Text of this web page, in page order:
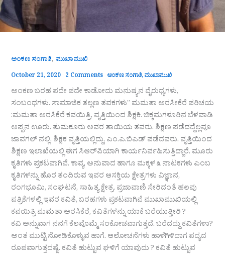
ಅಂಕಣ ಸಂಗಾತಿ, ಮುಖಾಮುಖಿ
October 21, 2020 2 Comments ಅಂಕಣ ಸಂಗಾತಿ,ಮುಖಾಮುಖಿ
ಅಂಕಣ ಬರಹ ಪದೇ ಪದೇ ಕಾಡೋದು ಮನುಷ್ಯನ ವೈರುಧ್ಯಗಳು,
ಸಂಬಂಧಗಳು. ಸಾಮಾಜಿಕ ತಲ್ಲಣ ತವಕಗಳು” ಮಮತಾ ಅರಸೀಕೆರೆ ಪರಿಚಯ
:ಮಮತಾ ಅರಸಿಕೆರೆ ಕವಯಿತ್ರಿ. ವೃತ್ತಿಯಿಂದ ಶಿಕ್ಷಕಿ. ಚಿಕ್ಕಮಗಳೂರಿನ ಬೆಳವಾಡಿ
ಅಪ್ಪನ ಊರು. ತುಮಕೂರು ಅವರ ತಾಯಿಯ ತವರು. ಶಿಕ್ಷಣ ಪಡೆದದ್ದೆಲ್ಲವೂ
ಜಾವಗಲ್ ನಲ್ಲಿ. ಶಿಕ್ಷಕ ವೃತ್ತಿಯಲ್ಲಿದ್ದು, ಎಂ.ಎ.ಬಿಎಡ್ ಪಡೆದವರು. ವೃತ್ತಿಯಿಂದ
ಶಿಕ್ಷಣ ಇಲಾಖೆಯಲ್ಲಿ ಈಗ ಸಿಆರ್‌ಪಿಯಾಗಿ ಕಾರ್ಯನಿರ್ವಹಿಸುತ್ತಿದ್ದಾರೆ. ಮೂರು
ಕೃತಿಗಳು ಪ್ರಕಟವಾಗಿವೆ. ಕಾವ್ಯ, ಅನುವಾದ ಹಾಗೂ ಮಕ್ಕಳ ೩ ನಾಟಕಗಳು ಎಂಬ
ಕೃತಿಗಳನ್ನು ಹೊರ ತಂದಿರುವ ಇವರ ಆಸಕ್ತಿಯ ಕ್ಷೇತ್ರಗಳು ವಿಜ್ಞಾನ,
ರಂಗಭೂಮಿ, ಸಂಘಟನೆ, ಸಾಹಿತ್ಯ ಕ್ಷೇತ್ರ. ಪ್ರಜಾವಾಣಿ ಸೇರಿದಂತೆ ಹಲವು
ಪತ್ರಿಕೆಗಳಲ್ಲಿ ಇವರ ಕವಿತೆ, ಬರಹಗಳು ಪ್ರಕಟವಾಗಿವೆ ಮುಖಾಮುಖಿಯಲ್ಲಿ
ಕವಯಿತ್ರಿ ಮಮತಾ ಅರಸಿಕೆರೆ, ಕವಿತೆಗಳನ್ನು ಯಾಕೆ ಬರೆಯುತ್ತೀರಿ ?
ಕವಿ ಅನ್ನುವಾಗ ನನಗೆ ಕೆಲವೊಮ್ಮೆ ಸಂಕೋಚವಾಗುತ್ತದೆ. ಬರೆದದ್ದು ಕವಿತೆಗಳಾ?
ಅಂತ ಮುಟ್ಟಿ ನೋಡಿಕೊಳ್ಳುವ ಹಾಗೆ. ಆಲೋಚನೆಗಳು ಹಾಳೆಗಿಳಿದಾಗ ಪದ್ಯದ
ರೂಪವಾಗುತ್ತದಷ್ಟೆ. ಕವಿತೆ ಹುಟ್ಟುವ ಘಳಿಗೆ ಯಾವುದು ? ಕವಿತೆ ಹುಟ್ಟುವ